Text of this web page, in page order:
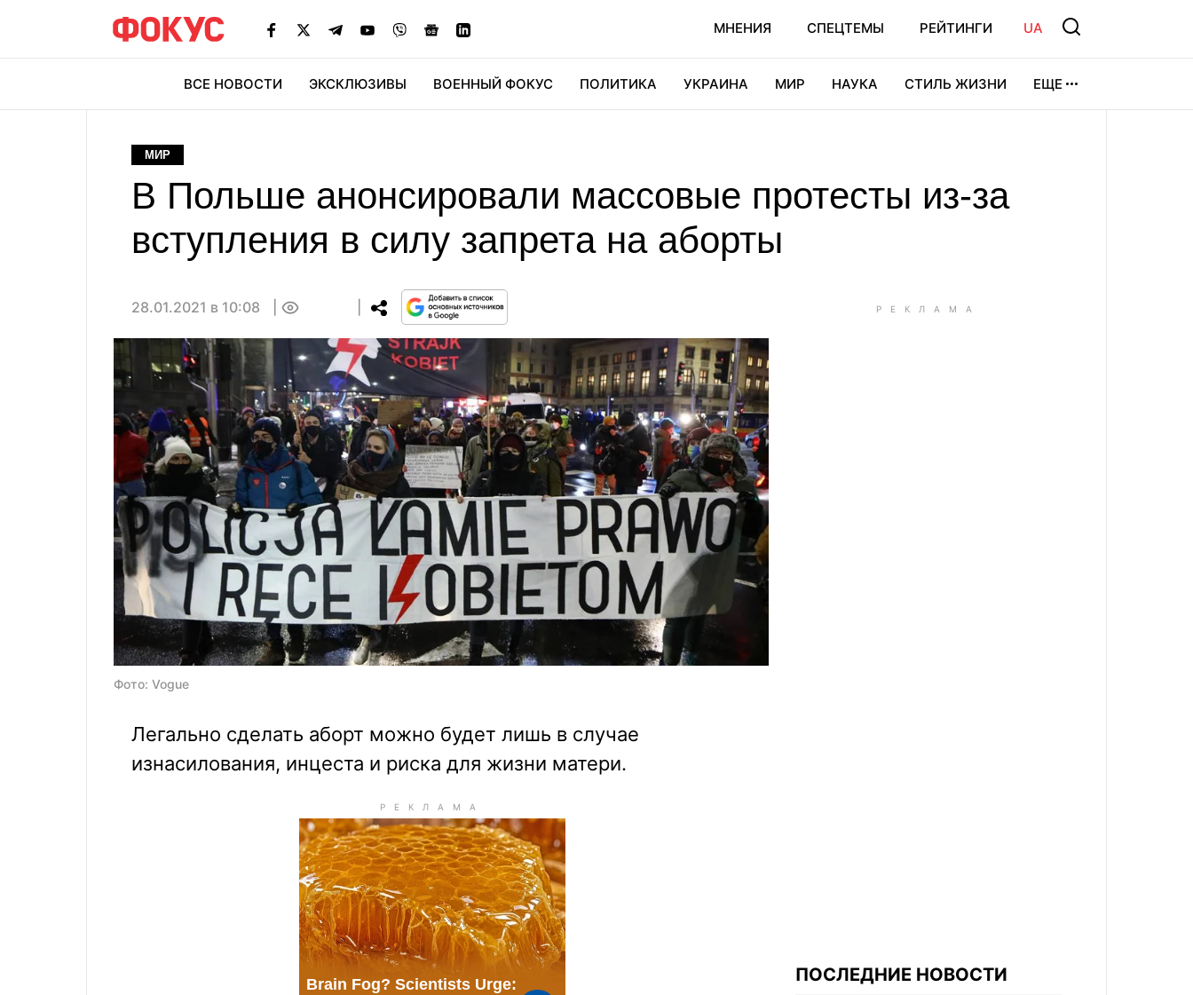
МНЕНИЯ СПЕЦТЕМЫ РЕЙТИНГИ UA
ВСЕ НОВОСТИ ЭКСКЛЮЗИВЫ ВОЕННЫЙ ФОКУС ПОЛИТИКА УКРАИНА МИР НАУКА СТИЛЬ ЖИЗНИ ЕЩЕ
МИР
В Польше анонсировали массовые протесты из-за
вступления в силу запрета на аборты
28.01.2021 в 10:08
Фото: Vogue
Легально сделать аборт можно будет лишь в случае
изнасилования, инцеста и риска для жизни матери.
ПОСЛЕДНИЕ НОВОСТИ